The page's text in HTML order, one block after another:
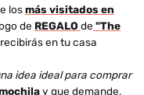
losmás visitados en
de REGALO de "The
en tu casa
idea ideal para comprar
y que demande,